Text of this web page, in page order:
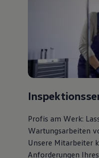
Profis am Werk:
Wartungsarbeiten
Unsere Mitarbeiter
Anforderungen